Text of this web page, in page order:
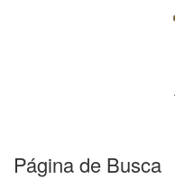
Página de Busca